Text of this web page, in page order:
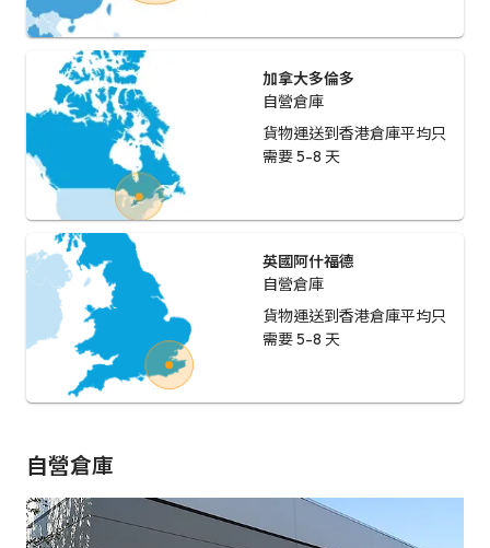
加拿大多倫多
自營倉庫
貨物運送到香港倉庫平均只
需要 5-8 天
英國阿什福德
自營倉庫
貨物運送到香港倉庫平均只
需要 5-8 天
自營倉庫